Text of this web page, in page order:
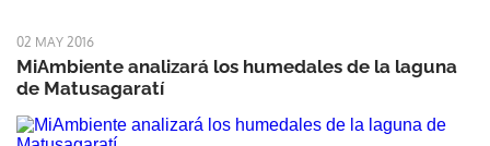
02 MAY 2016
MiAmbiente analizará los humedales de la laguna
de Matusagaratí